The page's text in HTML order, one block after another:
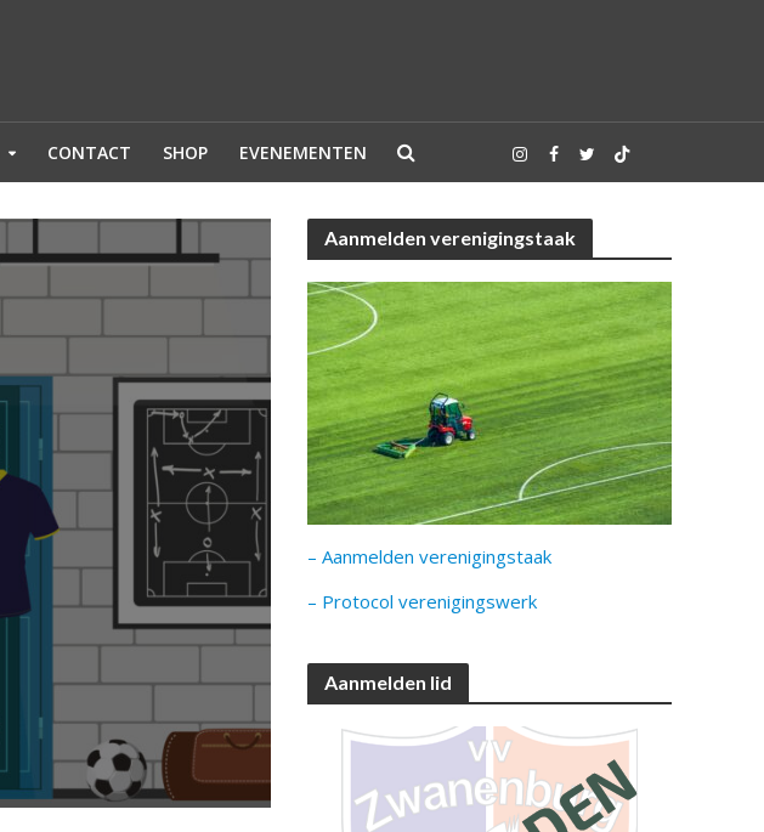
CONTACT SHOP EVENEMENTEN
Aanmelden verenigingstaak
– Aanmelden verenigingstaak
– Protocol verenigingswerk
Aanmelden lid